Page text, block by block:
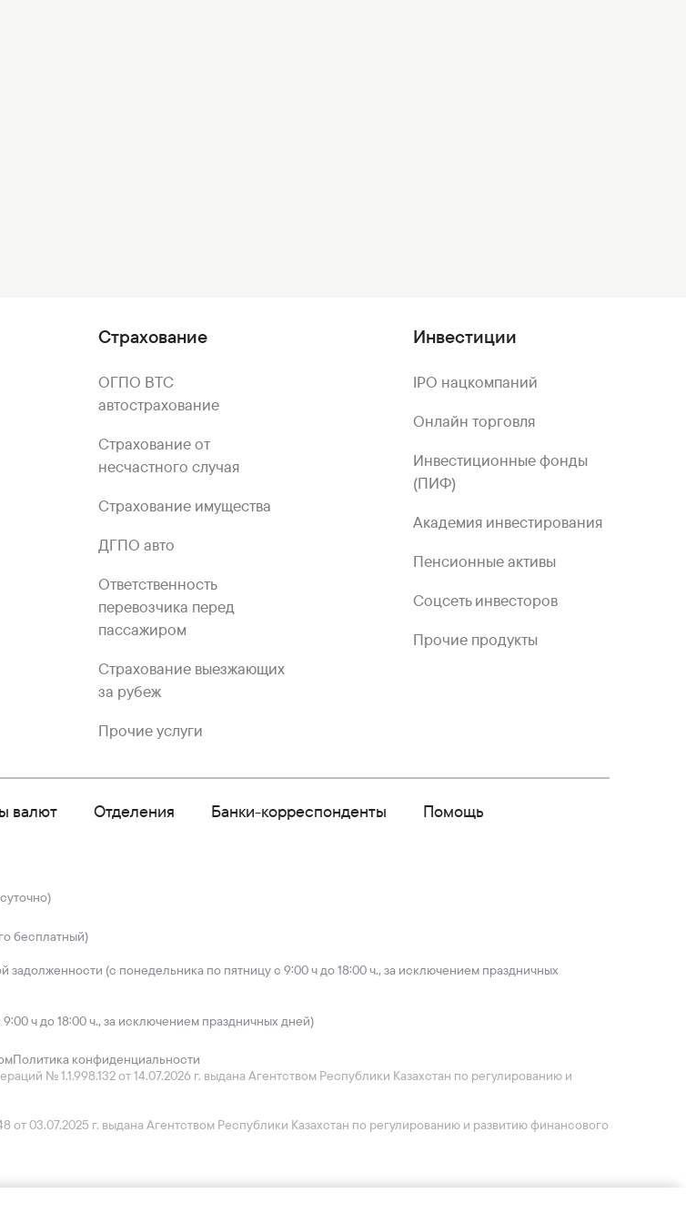
Страхование
ОГПО ВТС
автострахование
Страхование от
несчастного случая
Страхование имущества
ДГПО авто
Ответственность
перевозчика перед
пассажиром
Страхование выезжающих
за рубеж
Прочие услуги
Инвестиции
IPO нацкомпаний
Онлайн торговля
Инвестиционные фонды
(ПИФ)
Академия инвестирования
Пенсионные активы
Соцсеть инвесторов
Прочие продукты
валют Отделения Банки-корреспонденты
Помощь
бесплатный)
(с понедельника по пятницу с 9:00 ч до 18:00 ч., за исключением праздничных
ч до 18:00 ч., за исключением праздничных дней)
№ 1.1.998.132 от 14.07.2026 г. выдана Агентством Республики Казахстан по регулированию и
03.07.2025 г. выдана Агентством Республики Казахстан по регулированию и развитию финансового
Политика конфиденциальности